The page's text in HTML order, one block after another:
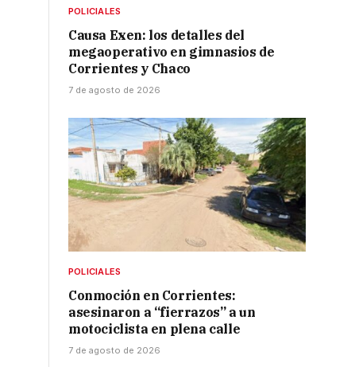
POLICIALES
Causa Exen: los detalles del
megaoperativo en gimnasios de
Corrientes y Chaco
7 de agosto de 2026
POLICIALES
Conmoción en Corrientes:
asesinaron a “fierrazos” a un
motociclista en plena calle
7 de agosto de 2026